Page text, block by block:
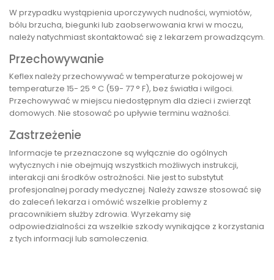
W przypadku wystąpienia uporczywych nudności, wymiotów,
bólu brzucha, biegunki lub zaobserwowania krwi w moczu,
należy natychmiast skontaktować się z lekarzem prowadzącym.
Przechowywanie
Keflex należy przechowywać w temperaturze pokojowej w
temperaturze 15- 25 ° C (59- 77 ° F), bez światła i wilgoci.
Przechowywać w miejscu niedostępnym dla dzieci i zwierząt
domowych. Nie stosować po upływie terminu ważności.
Zastrzeżenie
Informacje te przeznaczone są wyłącznie do ogólnych
wytycznych i nie obejmują wszystkich możliwych instrukcji,
interakcji ani środków ostrożności. Nie jest to substytut
profesjonalnej porady medycznej. Należy zawsze stosować się
do zaleceń lekarza i omówić wszelkie problemy z
pracownikiem służby zdrowia. Wyrzekamy się
odpowiedzialności za wszelkie szkody wynikające z korzystania
z tych informacji lub samoleczenia.